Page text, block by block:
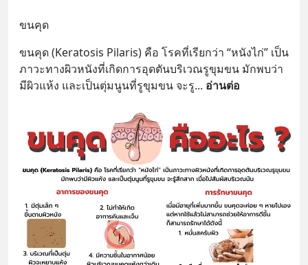
ขนคุด
ขนคุด (Keratosis Pilaris) คือ โรคที่เรียกว่า “หนังไก่” เป็น
ภาวะทางผิวหนังที่เกิดการอุดตันบริเวณรูขุมขน มักพบว่า
มีผิวแห้ง และเป็นตุ่มนูนที่รูขุมขน จะรู... อ่านต่อ